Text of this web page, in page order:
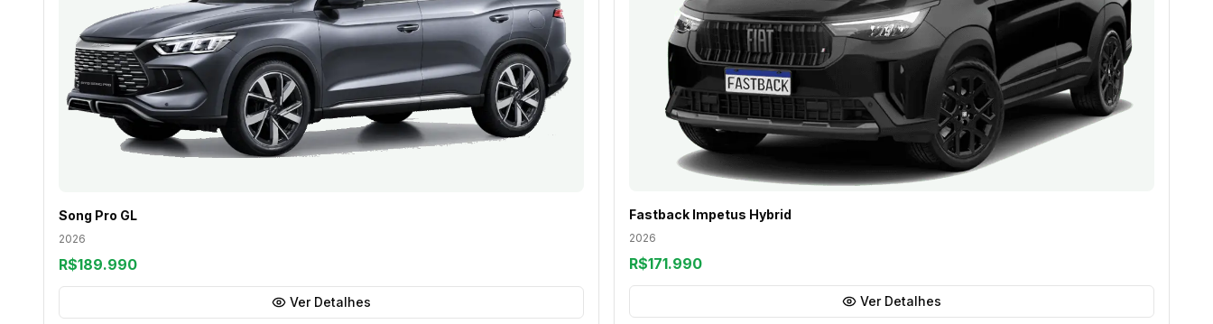
Song Pro GL
2026
R$189.990
Ver Detalhes
Fastback Impetus Hybrid
2026
R$171.990
Ver Detalhes